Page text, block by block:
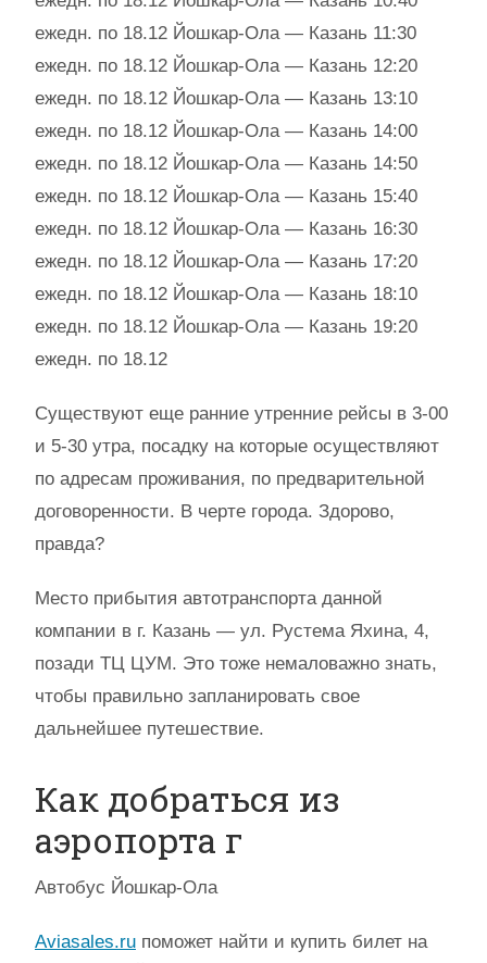
ежедн. по 18.12 Йошкар-Ола — Казань 11:30
ежедн. по 18.12 Йошкар-Ола — Казань 12:20
ежедн. по 18.12 Йошкар-Ола — Казань 13:10
ежедн. по 18.12 Йошкар-Ола — Казань 14:00
ежедн. по 18.12 Йошкар-Ола — Казань 14:50
ежедн. по 18.12 Йошкар-Ола — Казань 15:40
ежедн. по 18.12 Йошкар-Ола — Казань 16:30
ежедн. по 18.12 Йошкар-Ола — Казань 17:20
ежедн. по 18.12 Йошкар-Ола — Казань 18:10
ежедн. по 18.12 Йошкар-Ола — Казань 19:20
ежедн. по 18.12
Существуют еще ранние утренние рейсы в 3-00
и 5-30 утра, посадку на которые осуществляют
по адресам проживания, по предварительной
договоренности. В черте города. Здорово,
правда?
Место прибытия автотранспорта данной
компании в г. Казань — ул. Рустема Яхина, 4,
позади ТЦ ЦУМ. Это тоже немаловажно знать,
чтобы правильно запланировать свое
дальнейшее путешествие.
Как добраться из
аэропорта г
Автобус Йошкар-Ола
Aviasales.ru поможет найти и купить билет на